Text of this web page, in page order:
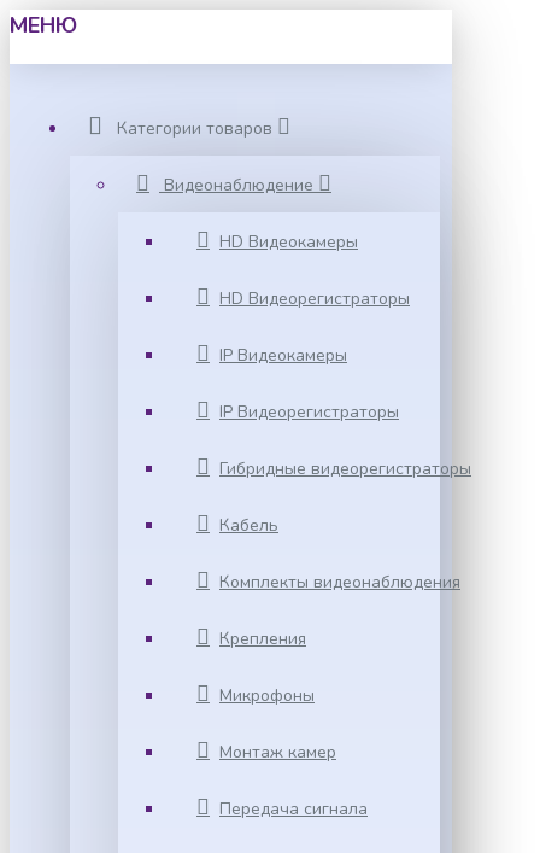
МЕНЮ
Категории товаров
Видеонаблюдение
HD Видеокамеры
HD Видеорегистраторы
IP Видеокамеры
IP Видеорегистраторы
Гибридные видеорегистраторы
Кабель
Комплекты видеонаблюдения
Крепления
Микрофоны
Монтаж камер
Передача сигнала